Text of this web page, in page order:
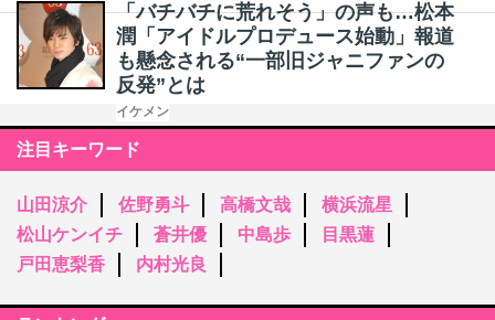
「バチバチに荒れそう」の声も…松本
潤「アイドルプロデュース始動」報道
も懸念される“一部旧ジャニファンの
反発”とは
イケメン
注目キーワード
山田涼介 佐野勇斗 高橋文哉
横浜流星
松山ケンイチ
蒼井優 中島歩
目黒蓮
戸田恵梨香
内村光良